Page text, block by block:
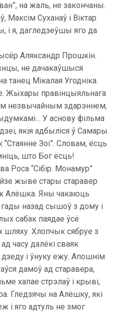
на жаль, не закончаны.
Максім Суханаў і Віктар
і я, дагледзеўшы яго да
Аляксандр Прошкін.
не дачакаўшыся
танец Мікалая Угодніка.
Жыхары правінцыяльнага
незвычайным здарэннем,
У аснову фільма
якія адбыліся ў Самары
Зоі”. Словам, ёсць
што Бог ёсць!
Роса “Сібір. Монамур”
жыве стары старавер
Алёшка. Яны чакаюць
назад сышоў з дому і
сабак паядае ўсё
шляху. Хлопчык сябруе з
часу далёкі сваяк
і ўнуку ежу. Апошнім
дамоў ад старавера,
хапае стрэлаў і крыві,
Гледзячы на Алёшку, які
і яго адтуль не змог